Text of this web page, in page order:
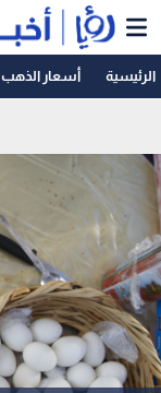
الرئيسية أسعار الذهب